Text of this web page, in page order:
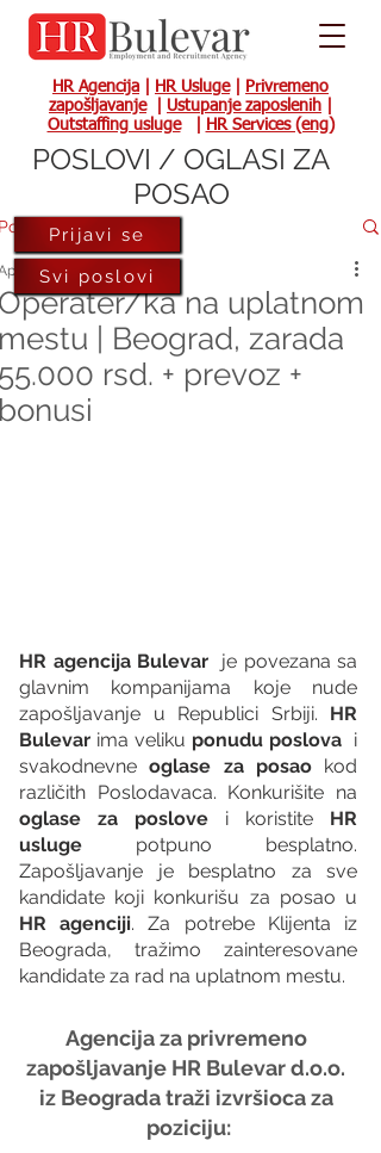
HR Agencija HR Usluge|
Privremeno
zapošljavanje| Ustupanje zaposlenih
Outstaffing usluge| HR Services (eng)
ka na uplatnom
| Beograd, zarada
rsd. + prevoz +
13, 2023
HR agencija Bulevar
  je povezana sa
glavnim kompanijama koje nude
zapošljavanje u Republici Srbiji. HR
Bulevar ima veliku ponudu poslova
  i
svakodnevne oglase za posao kod
oglase za poslove i koristite HR
usluge potpuno besplatno.
Zapošljavanje je besplatno za sve
HR agenciji. Za potrebe Klijenta iz
Beograda, tražimo zainteresovane
kandidate za rad na uplatnom mestu.
Agencija za privremeno
zapošljavanje HR Bulevar d.o.o.
iz Beograda traži izvršioca za
poziciju:
Prijavi se
Svi poslovi
POSLOVI / OGLASI ZA
POSAO